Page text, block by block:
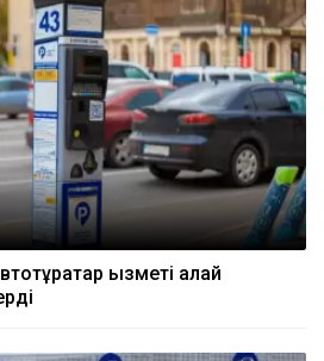
қызметі қалай